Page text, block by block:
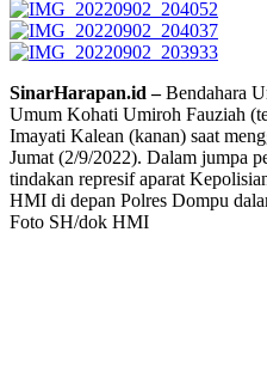
SinarHarapan.id –Bendahara
Umum Kohati Umiroh Fauziah
Imayati Kalean (kanan) saat
Jumat (2/9/2022). Dalam jumpa
tindakan represif aparat
HMI di depan Polres Dompu
Foto SH/dok HMI